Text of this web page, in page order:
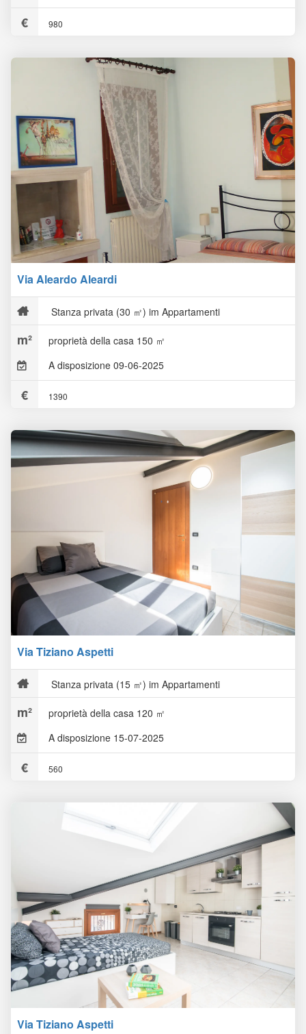
980
Via Aleardo Aleardi
Stanza privata (30 ㎡) im Appartamenti
proprietà della casa 150 ㎡
A disposizione 09-06-2025
1390
Via Tiziano Aspetti
Stanza privata (15 ㎡) im Appartamenti
proprietà della casa 120 ㎡
A disposizione 15-07-2025
560
Via Tiziano Aspetti